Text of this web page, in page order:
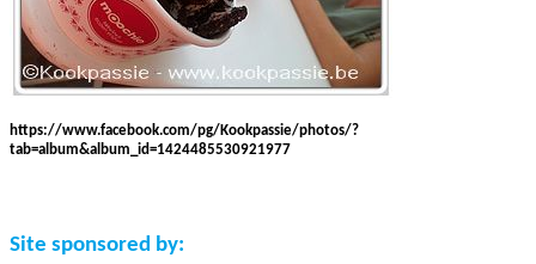
https://www.facebook.com/pg/Kookpassie/photos/?
tab=album&album_id=1424485530921977
Site sponsored by: